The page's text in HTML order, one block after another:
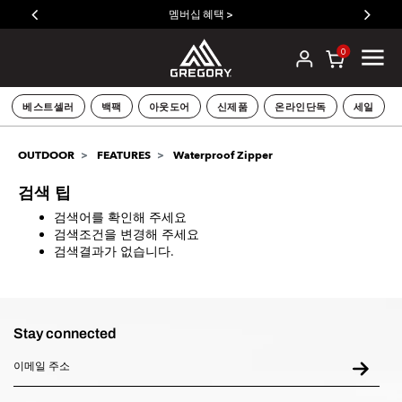
멤버십 혜택 >
0
베스트셀러 백팩 아웃도어 신제품 온라인단독 세일
OUTDOOR FEATURES Waterproof Zipper
검색 팁
검색어를 확인해 주세요
검색조건을 변경해 주세요
검색결과가 없습니다.
Stay connected